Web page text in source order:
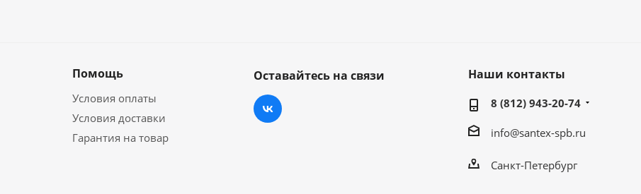
Помощь
Условия оплаты
Условия доставки
Гарантия на товар
Оставайтесь на связи Наши контакты
8 (812) 943-20-74
info@santex-spb.ru
Санкт-Петербург